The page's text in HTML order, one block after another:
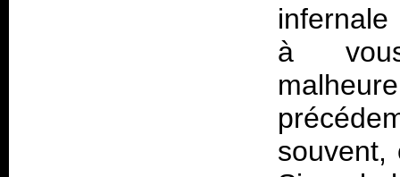
à
souvent,